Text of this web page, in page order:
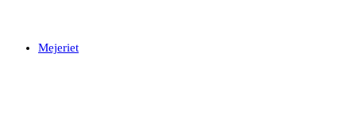
Mejeriet